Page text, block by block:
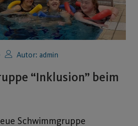
Autor: admin
“Inklusion” beim
Schwimmgruppe